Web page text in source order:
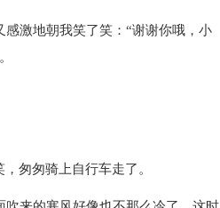
激地朝我笑了笑：“谢谢你哦，小
匆匆骑上自行车走了。